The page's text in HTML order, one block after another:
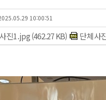
10:00:51
진1.jpg(462.27 KB) 단체사